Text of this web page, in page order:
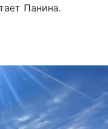
Панина.